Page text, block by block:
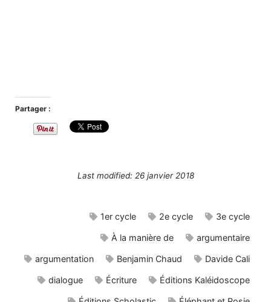
Partager :
Last modified: 26 janvier 2018
1er cycle 2e cycle 3e cycle
À la manière de argumentaire
argumentation Benjamin Chaud Davide Cali
dialogue Écriture Éditions Kaléidoscope